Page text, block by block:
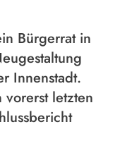
Bürgerrat in
Innenstadt.
letzten